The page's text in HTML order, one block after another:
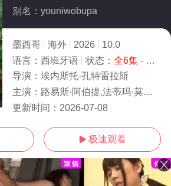
别名：youniwobupa
墨西哥 海外 2026
10.0
语言： 西班牙语 状态： 全6集- 免费在线观看
导演： 埃内斯托·孔特雷拉斯
主演： 路易斯·阿伯提,法蒂玛·莫利纳,吉拉·埃斯卡雷加,胡伯托·巴斯托,Leidi,Gu
更新时间： 2026-07-08
 极速观看